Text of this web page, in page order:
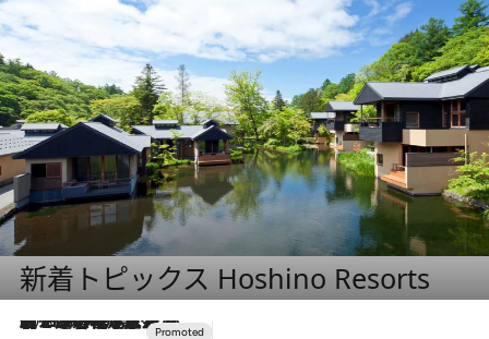
新着トピックス Hoshino Resorts
2026.8.7
【トンボの足水浴】ヒノキの香りに包まれて涼感マックス！約13℃の湧水かけ流しを避暑地「星野温泉 トンボの湯」で体験